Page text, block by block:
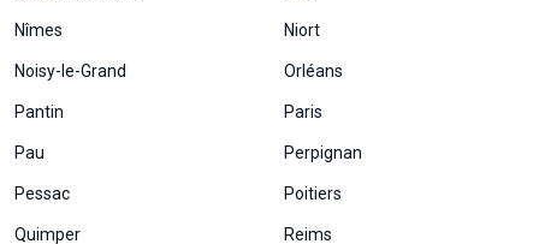
Nîmes Niort
Noisy-le-Grand Orléans
Pantin Paris
Pau Perpignan
Pessac Poitiers
Quimper Reims